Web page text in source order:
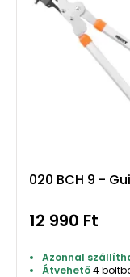
020 BCH 9 -
12 990 Ft
Azonnal
Átvehető4